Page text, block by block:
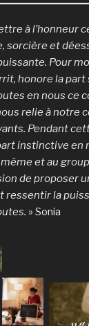
à l’honneur
sorcière et
Pour
honore la part
en nous ce
relie à notre
Pendant
instinctive en
et au
de proposer
la
» Sonia